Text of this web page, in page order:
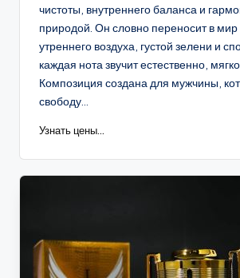
чистоты, внутреннего баланса и
природой. Он словно переносит в мир
утреннего воздуха, густой зелени и
каждая нота звучит естественно,
Композиция создана для мужчины,
свободу...
Узнать цены...